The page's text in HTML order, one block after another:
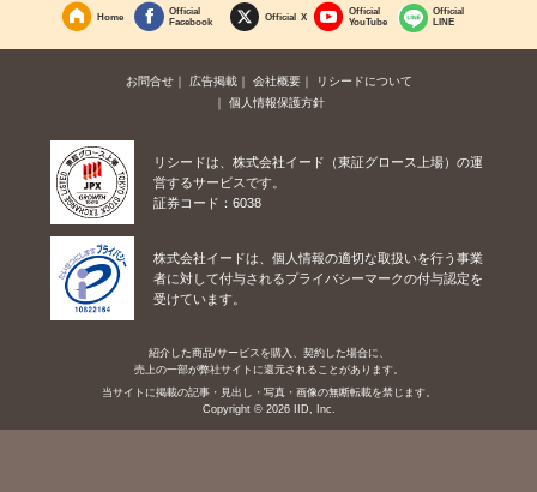
Home
Official
Facebook
Official X
Official
YouTube
Official
LINE
お問合せ 広告掲載 会社概要
リシードについて
個人情報保護方針
リシードは、株式会社イード（東証グロース上場）の運
営するサービスです。
証券コード：6038
株式会社イードは、個人情報の適切な取扱いを行う事業
者に対して付与されるプライバシーマークの付与認定を
受けています。
紹介した商品/サービスを購入、契約した場合に、
売上の一部が弊社サイトに還元されることがあります。
当サイトに掲載の記事・見出し・写真・画像の無断転載を禁じます。
Copyright © 2026 IID, Inc.